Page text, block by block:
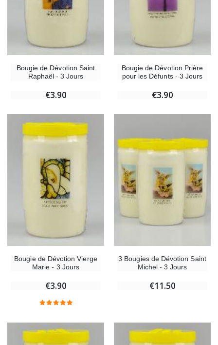
Bougie de Dévotion Saint
Raphaël - 3 Jours
€3.90
Bougie de Dévotion Prière
pour les Défunts - 3 Jours
€3.90
Bougie de Dévotion Vierge
Marie - 3 Jours
€3.90
3 Bougies de Dévotion Saint
Michel - 3 Jours
€11.50